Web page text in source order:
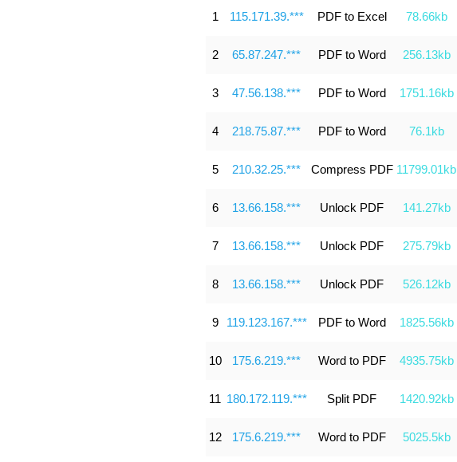
1 115.171.39.*** PDF to Excel 78.66kb
2 65.87.247.*** PDF to Word 256.13kb
3 47.56.138.*** PDF to Word 1751.16kb
4 218.75.87.*** PDF to Word 76.1kb
5 210.32.25.*** Compress PDF 11799.01kb
6 13.66.158.*** Unlock PDF 141.27kb
7 13.66.158.*** Unlock PDF 275.79kb
8 13.66.158.*** Unlock PDF 526.12kb
9 119.123.167.*** PDF to Word 1825.56kb
10 175.6.219.*** Word to PDF 4935.75kb
11 180.172.119.*** Split PDF 1420.92kb
12 175.6.219.*** Word to PDF 5025.5kb